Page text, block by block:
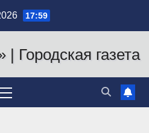
17:59